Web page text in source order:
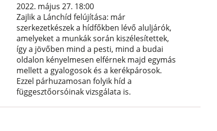
2022. május 27. 18:00
Zajlik a Lánchíd felújítása: már
szerkezetkészek a hídfőkben lévő aluljárók,
amelyeket a munkák során kiszélesítettek,
így a jövőben mind a pesti, mind a budai
oldalon kényelmesen elférnek majd egymás
mellett a gyalogosok és a kerékpárosok.
Ezzel párhuzamosan folyik híd a
függesztőorsóinak vizsgálata is.